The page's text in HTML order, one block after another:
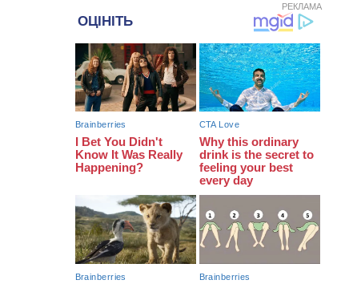
14:31 У Каневі аномальна спека
призвела до перебоїв у роботі
електромереж та комунальних
служб
14:02 На Черкащині намолотили перший
мільйон тонн зерна нового врожаю
пожежа сміттєзвалища
РЕКЛАМА